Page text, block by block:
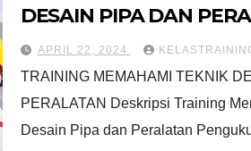
DESAIN PIPA DAN
APRIL 22, 2024
TRAINING MEMAHAMI TEKNIK
PERALATAN Deskripsi Training
Desain Pipa dan Peralatan